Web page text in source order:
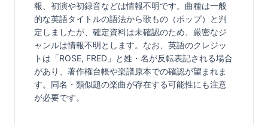
報、初演や初録音などは情報不明です。曲種は一般
的な英語タイトルの語法から歌もの（ポップ）と判
定しましたが、確定資料は未確認のため、厳密なジ
ャンルは情報不明とします。なお、英語のクレジッ
トは「ROSE, FRED」と姓・名が反転表記される場合
があり、著作権台帳や楽譜原本での確認が望まれま
す。同名・類似題の楽曲が存在する可能性にも注意
が必要です。